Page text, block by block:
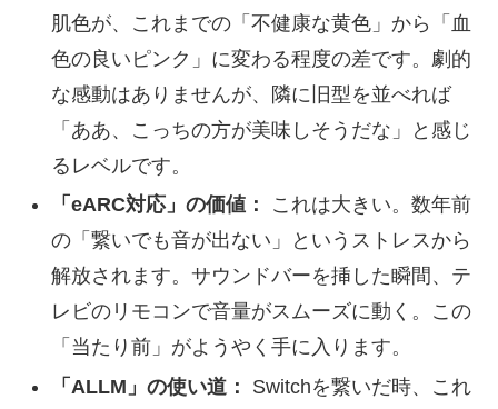
肌色が、これまでの「不健康な黄色」から「血
色の良いピンク」に変わる程度の差です。劇的
な感動はありませんが、隣に旧型を並べれば
「ああ、こっちの方が美味しそうだな」と感じ
るレベルです。
「eARC対応」の価値：
これは大きい。数年前
の「繋いでも音が出ない」というストレスから
解放されます。サウンドバーを挿した瞬間、テ
レビのリモコンで音量がスムーズに動く。この
「当たり前」がようやく手に入ります。
「ALLM」の使い道：
Switchを繋いだ時、これ